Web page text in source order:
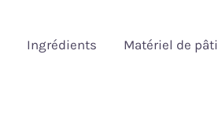
Ingrédients Matériel de